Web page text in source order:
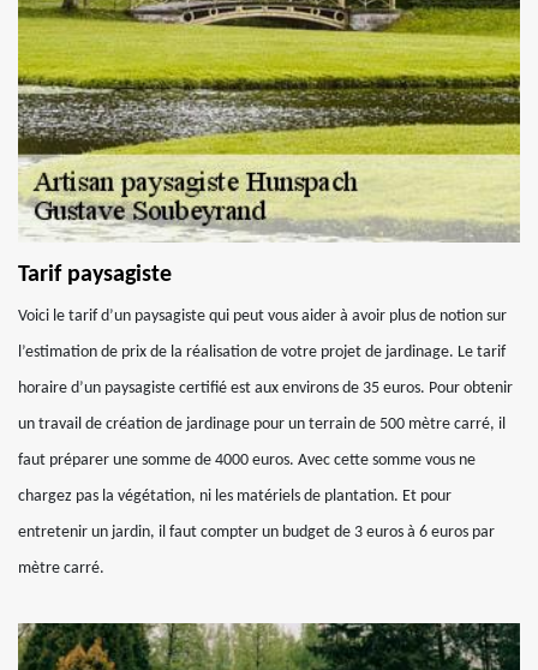
Tarif paysagiste
Voici le tarif d’un paysagiste qui peut vous aider à avoir plus de notion sur
l’estimation de prix de la réalisation de votre projet de jardinage. Le tarif
horaire d’un paysagiste certifié est aux environs de 35 euros. Pour obtenir
un travail de création de jardinage pour un terrain de 500 mètre carré, il
faut préparer une somme de 4000 euros. Avec cette somme vous ne
chargez pas la végétation, ni les matériels de plantation. Et pour
entretenir un jardin, il faut compter un budget de 3 euros à 6 euros par
mètre carré.